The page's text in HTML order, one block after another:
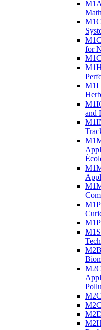
for
M1I
and